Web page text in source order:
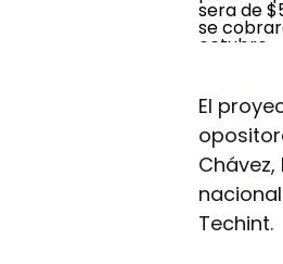
El
Techint.